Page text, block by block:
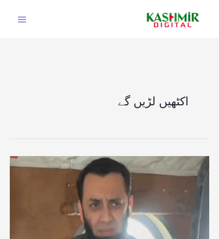
اکٹھیں لڑیں گے
پی
ٹی
آئی
والے
بھائی